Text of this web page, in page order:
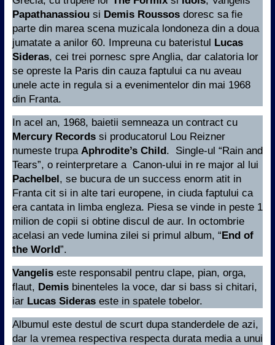
Papathanassiousi Demis Roussos doresc sa fie
parte din marea scena muzicala londoneza din a doua
jumatate a anilor 60. Impreuna cu bateristul Lucas
Sideras, cei trei pornesc spre Anglia, dar calatoria lor
se opreste la Paris din cauza faptului ca nu aveau
unele acte in regula si a evenimentelor din mai 1968
din Franta.
In acel an, 1968, baietii semneaza un contract cu
Mercury Recordssi producatorul Lou Reizner
numeste trupa Aphrodite’s Child. Single-ul “Rain and
Tears”, o reinterpretare a Canon-ului in re major al lui
Pachelbel, se bucura de un success enorm atit in
Franta cit si in alte tari europene, in ciuda faptului ca
era cantata in limba engleza. Piesa se vinde in peste 1
milion de copii si obtine discul de aur. In octombrie
acelasi an vede lumina zilei si primul album, “End of
the World”.
Vangeliseste responsabil pentru clape, pian, orga,
flaut, Demis binenteles la voce, dar si bass si chitari,
iar Lucas Sideraseste in spatele tobelor.
Albumul este destul de scurt dupa standerdele de azi,
dar la vremea respectiva respecta durata media a unui